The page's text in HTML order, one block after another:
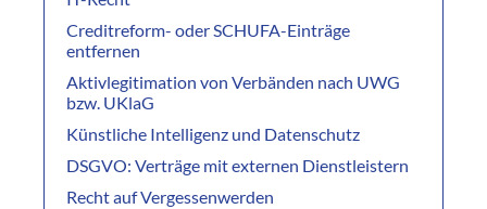
Creditreform- oder SCHUFA-Einträge
entfernen
Aktivlegitimation von Verbänden nach UWG
bzw. UKlaG
Künstliche Intelligenz und Datenschutz
DSGVO: Verträge mit externen Dienstleistern
Recht auf Vergessenwerden